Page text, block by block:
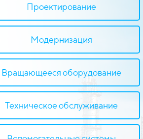
Проектирование
Модернизация
Вращающееся оборудование
Техническое обслуживание